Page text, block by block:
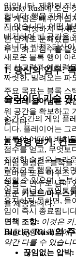
임입니다. 제한된 직
합니다: 행을 지워서
지 않습니다. 어떤
배치하여 빈 공간을
습니다. 반전? 당신
새로운 블록 행이 아
적 사고력과 예지력
짜릿한, 밀려오는 파
슬라이딩 기술 연
순간순간의 게임 플
니다. 플레이어는 그
블록이 어디에 배치
점수를 얻고, 무엇보
진정한 숙련은 놀라
략적으로 행을 지우
성할 수 있으며, 눈
얻고 보너스 포인트
유지하지 못하면, 들
임이 즉시 종료됩니
Blocky Rush의
끊임없는 압박:
Blocky Rush에 오신
즐 게임은 배우기 쉽
니다. 걱정하지 마세
한 단계로 분해했습
우고 최고 점수를 달
1. 당신의 임무:
주요 목표는 블록 스
여오래 살아남는 것
워 공간을 확보하고
합니다.
2. 명령 받기: 컨
게임 설명은 "블록을
모바일 또는 마우스
랫폼은 변수로 남아
표준 키보드/마우스
을 제공합니다.
면책 조항: 이것은
러한 유형의 게임에
약간 다를 수 있습니